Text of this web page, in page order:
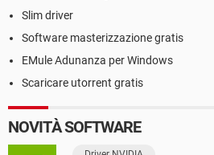
Slim driver
Software masterizzazione gratis
EMule Adunanza per Windows
Scaricare utorrent gratis
NOVITÀ SOFTWARE